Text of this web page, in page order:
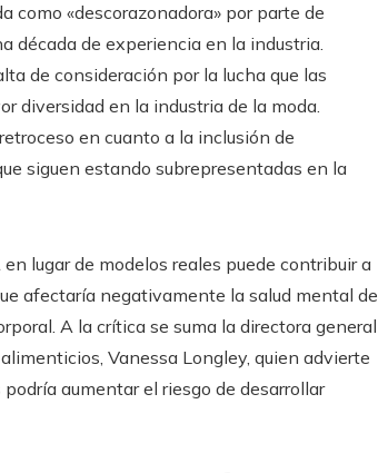
como «descorazonadora» por parte de
década de experiencia en la industria.
de consideración por la lucha que las
diversidad en la industria de la moda.
en cuanto a la inclusión de
siguen estando subrepresentadas en la
lugar de modelos reales puede contribuir a
afectaría negativamente la salud mental de
A la crítica se suma la directora general
Vanessa Longley, quien advierte
aumentar el riesgo de desarrollar